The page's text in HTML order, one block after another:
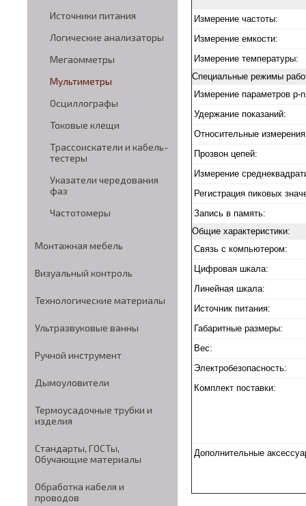
Источники питания
Логические анализаторы
Мегаомметры
Мультиметры
Осциллографы
Токовые клещи
Трассоискатели и кабель-
тестеры
Указатели чередования
фаз
Частотомеры
Монтажная мебель
Визуальный контроль
Технологические материалы
Ультразвуковые ванны
Ручной инструмент
Дымоуловители
Термоусадочные трубки и
изделия
Стандарты, ГОСТы,
Обучающие материалы
Обработка кабеля и
проводов
Измерение частоты:
Измерение емкости:
Измерение температуры:
Специальные режимы
Измерение параметров p-
Удержание показаний:
Относительные
Прозвон цепей:
Измерение
Регистрация пиковых
Запись в память:
Общие характеристики:
Связь с компьютером:
Цифровая шкала:
Линейная шкала:
Источник питания:
Габаритные размеры:
Вес:
Электробезопасность:
Комплект поставки:
Дополнительные